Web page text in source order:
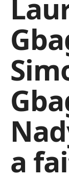
a